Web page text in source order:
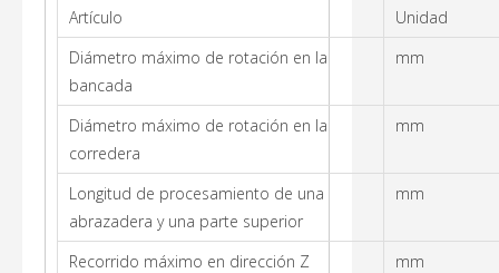
Artículo
Unidad
Diámetro máximo de rotación en la
bancada
mm
Diámetro máximo de rotación en la
corredera
mm
Longitud de procesamiento de una
abrazadera y una parte superior
mm
Recorrido máximo en dirección Z mm